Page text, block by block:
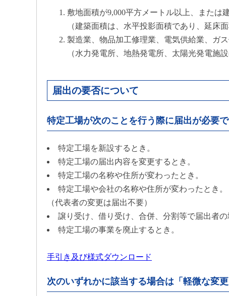
敷地面積が9,000平方メートル以上、または
（建築面積は、水平投影面積であり、延床
製造業、物品加工修理業、電気供給業、ガ
（水力発電所、地熱発電所、太陽光発電施設
届出の要否について
特定工場が次のことを行う際に届出が必要で
特定工場を新設するとき。
特定工場の届出内容を変更するとき。
特定工場の名称や住所が変わったとき。
特定工場や会社の名称や住所が変わったとき。
（代表者の変更は届出不要）
譲り受け、借り受け、合併、分割等で届出者の
特定工場の事業を廃止するとき。
手引き及び様式ダウンロード
次のいずれかに該当する場合は「軽微な変